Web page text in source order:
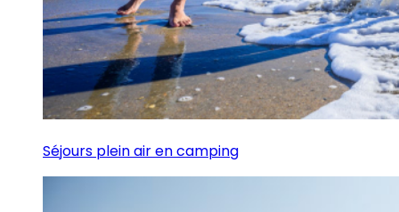
Séjours plein air en camping